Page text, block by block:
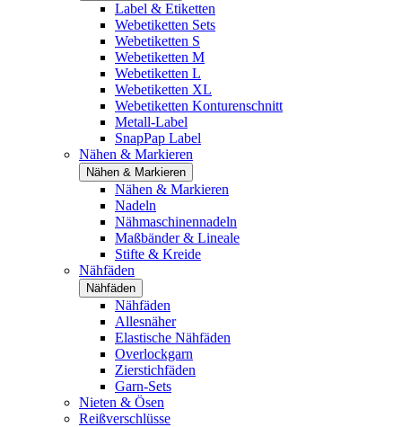
Label & Etiketten
Webetiketten Sets
Webetiketten S
Webetiketten M
Webetiketten L
Webetiketten XL
Webetiketten Konturenschnitt
Metall-Label
SnapPap Label
Nähen & Markieren
Nähen & Markieren
Nähen & Markieren
Nadeln
Nähmaschinennadeln
Maßbänder & Lineale
Stifte & Kreide
Nähfäden
Nähfäden
Nähfäden
Allesnäher
Elastische Nähfäden
Overlockgarn
Zierstichfäden
Garn-Sets
Nieten & Ösen
Reißverschlüsse